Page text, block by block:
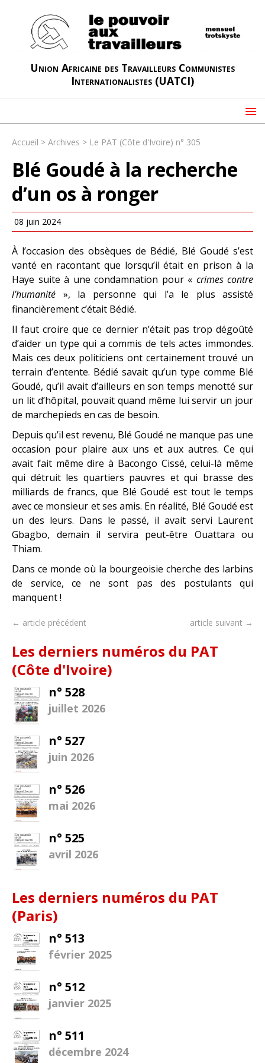
Union Africaine des Travailleurs Communistes
Internationalistes (UATCI)
Accueil > Archives > Le PAT (Côte d'Ivoire) n° 305
Blé Goudé à la recherche
d’un os à ronger
08 juin 2024
À l’occasion des obsèques de Bédié, Blé Goudé s’est
vanté en racontant que lorsqu’il était en prison à la
Haye suite à une condamnation pour « crimes contre
l’humanité », la personne qui l’a le plus assisté
financièrement c’était Bédié.
Il faut croire que ce dernier n’était pas trop dégoûté
d’aider un type qui a commis de tels actes immondes.
Mais ces deux politiciens ont certainement trouvé un
terrain d’entente. Bédié savait qu’un type comme Blé
Goudé, qu’il avait d’ailleurs en son temps menotté sur
un lit d’hôpital, pouvait quand même lui servir un jour
de marchepieds en cas de besoin.
Depuis qu’il est revenu, Blé Goudé ne manque pas une
occasion pour plaire aux uns et aux autres. Ce qui
avait fait même dire à Bacongo Cissé, celui-là même
qui détruit les quartiers pauvres et qui brasse des
milliards de francs, que Blé Goudé est tout le temps
avec ce monsieur et ses amis. En réalité, Blé Goudé est
un des leurs. Dans le passé, il avait servi Laurent
Gbagbo, demain il servira peut-être Ouattara ou
Thiam.
Dans ce monde où la bourgeoisie cherche des larbins
de service, ce ne sont pas des postulants qui
manquent !
← article précédent article suivant →
Les derniers numéros du PAT
(Côte d'Ivoire)
n° 528
juillet 2026
n° 527
juin 2026
n° 526
mai 2026
n° 525
avril 2026
Les derniers numéros du PAT
(Paris)
n° 513
février 2025
n° 512
janvier 2025
n° 511
décembre 2024